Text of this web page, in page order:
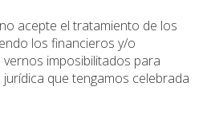
acepte el tratamiento de los
los financieros y/o
imposibilitados para
que tengamos celebrada